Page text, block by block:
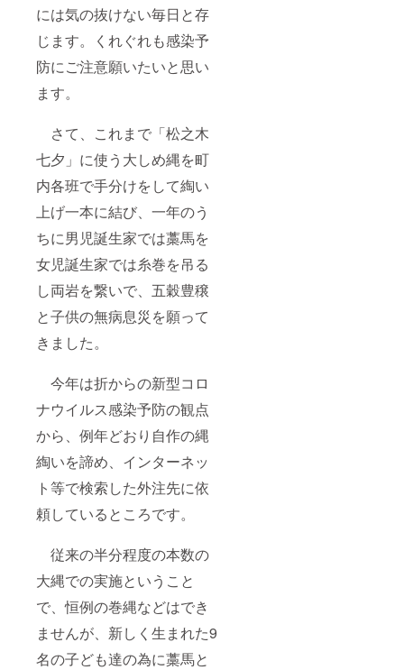
には気の抜けない毎日と存
じます。くれぐれも感染予
防にご注意願いたいと思い
ます。
さて、これまで「松之木
七夕」に使う大しめ縄を町
内各班で手分けをして綯い
上げ一本に結び、一年のう
ちに男児誕生家では藁馬を
女児誕生家では糸巻を吊る
し両岩を繋いで、五穀豊穣
と子供の無病息災を願って
きました。
今年は折からの新型コロ
ナウイルス感染予防の観点
から、例年どおり自作の縄
綯いを諦め、インターネッ
ト等で検索した外注先に依
頼しているところです。
従来の半分程度の本数の
大縄での実施ということ
で、恒例の巻縄などはでき
ませんが、新しく生まれた9
名の子ども達の為に藁馬と